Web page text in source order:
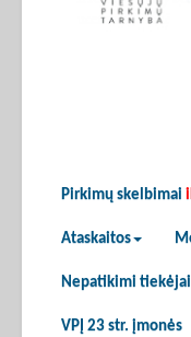
Pirkimų skelbimai
Ataskaitos
Nepatikimi tiekėjai
VPĮ 23 str. įmonės